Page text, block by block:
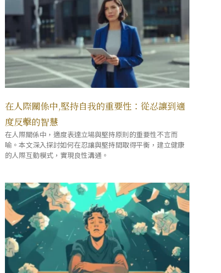
在人際關係中,堅持自我的重要性：從忍讓到適
度反擊的智慧
在人際關係中，適度表達立場與堅持原則的重要性不言而
喻。本文深入探討如何在忍讓與堅持間取得平衡，建立健康
的人際互動模式，實現良性溝通。